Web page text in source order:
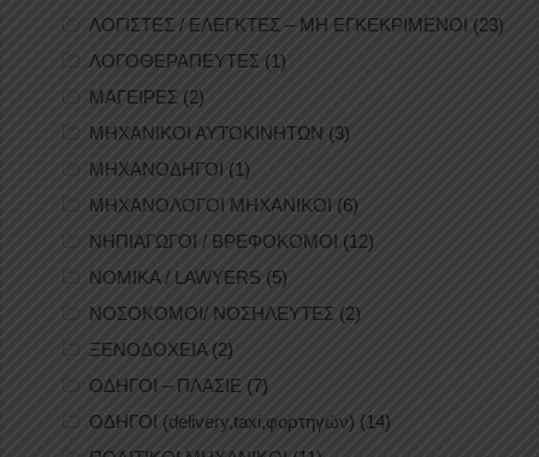
ΛΟΓΙΣΤΕΣ / ΕΛΕΓΚΤΕΣ – ΜΗ ΕΓΚΕΚΡΙΜΕΝΟΙ (23)
ΛΟΓΟΘΕΡΑΠΕΥΤΕΣ (1)
ΜΑΓΕΙΡΕΣ (2)
ΜΗΧΑΝΙΚΟΙ ΑΥΤΟΚΙΝΗΤΩΝ (3)
ΜΗΧΑΝΟΔΗΓΟΙ (1)
ΜΗΧΑΝΟΛΟΓΟΙ ΜΗΧΑΝΙΚΟΙ (6)
ΝΗΠΙΑΓΩΓΟΙ / ΒΡΕΦΟΚΟΜΟΙ (12)
ΝΟΜΙΚΑ / LAWYERS (5)
ΝΟΣΟΚΟΜΟΙ/ ΝΟΣΗΛΕΥΤΕΣ (2)
ΞΕΝΟΔΟΧΕΙΑ(2)
ΟΔΗΓΟΙ – ΠΛΑΣΙΕ (7)
ΟΔΗΓΟΙ (delivery,taxi,φορτηγών) (14)